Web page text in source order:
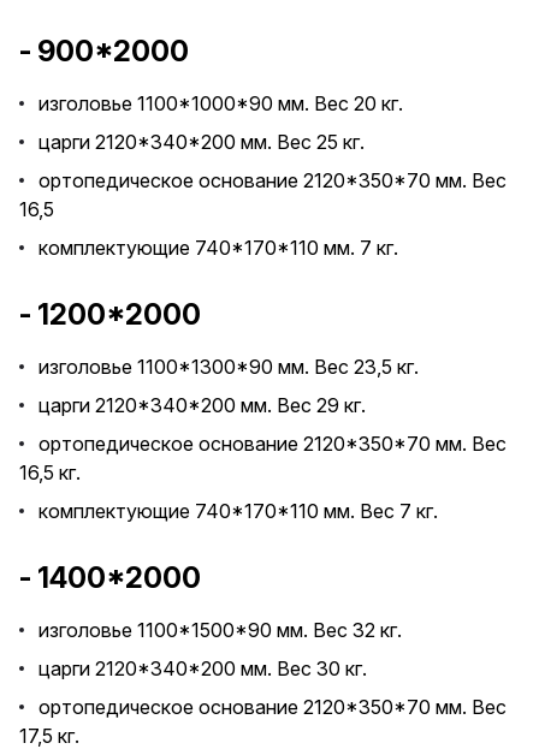
- 900*2000
изголовье 1100*1000*90 мм. Вес 20 кг.
царги 2120*340*200 мм. Вес 25 кг.
ортопедическое основание 2120*350*70 мм. Вес
16,5
комплектующие 740*170*110 мм. 7 кг.
- 1200*2000
изголовье 1100*1300*90 мм. Вес 23,5 кг.
царги 2120*340*200 мм. Вес 29 кг.
ортопедическое основание 2120*350*70 мм. Вес
16,5 кг.
комплектующие 740*170*110 мм. Вес 7 кг.
- 1400*2000
изголовье 1100*1500*90 мм. Вес 32 кг.
царги 2120*340*200 мм. Вес 30 кг.
ортопедическое основание 2120*350*70 мм. Вес
17,5 кг.